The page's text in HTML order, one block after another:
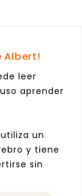
Albert!
leer
aprender
un
y tiene
sin